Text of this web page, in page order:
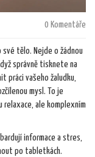
0 Komentáře
tělo. Nejde o žádnou
správně tisknete na
práci vašeho žaludku,
mysl. To je
relaxace, ale komplexním
informace a stres,
po tabletkách.